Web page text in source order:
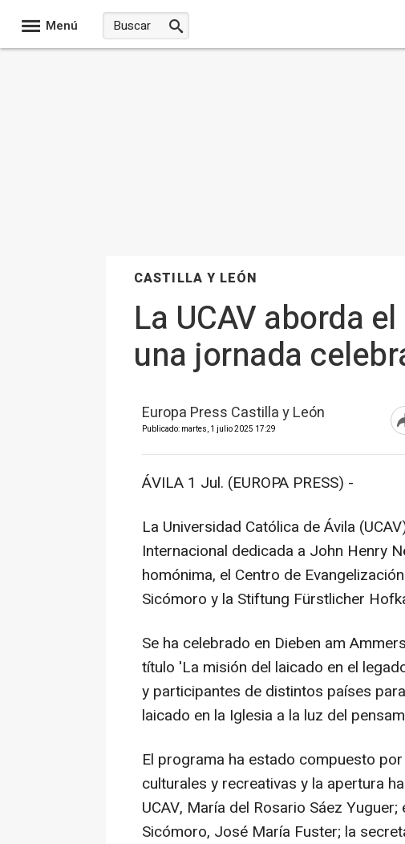
Menú
CASTILLA Y LEÓN
La UCAV aborda
una jornada
Europa Press Castilla y León
Publicado: martes, 1 julio 2025 17:29
ÁVILA 1 Jul. (EUROPA PRESS) -
La Universidad Católica de Ávila
Internacional dedicada a John Henry
homónima, el Centro de
Sicómoro y la Stiftung Fürstlicher
Se ha celebrado en Dieben am
título 'La misión del laicado en el
y participantes de distintos países
laicado en la Iglesia a la luz del
El programa ha estado compuesto
culturales y recreativas y la apertura
UCAV, María del Rosario Sáez
Sicómoro, José María Fuster; la